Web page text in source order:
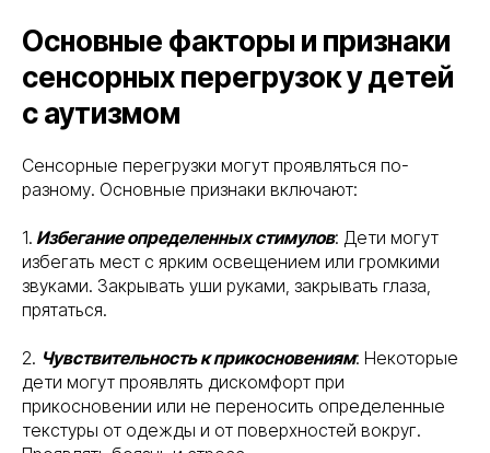
Основные факторы и признаки
сенсорных перегрузок у детей
с аутизмом
Сенсорные перегрузки могут проявляться по-
разному. Основные признаки включают:
1. Избегание определенных стимулов: Дети могут
избегать мест с ярким освещением или громкими
звуками. Закрывать уши руками, закрывать глаза,
прятаться.
2. Чувствительность к прикосновениям: Некоторые
дети могут проявлять дискомфорт при
прикосновении или не переносить определенные
текстуры от одежды и от поверхностей вокруг.